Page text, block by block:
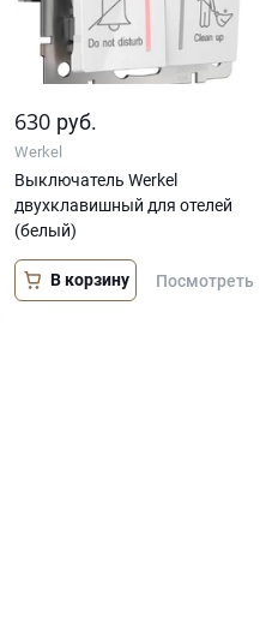
630 руб.
Werkel
Выключатель Werkel
двухклавишный для отелей
(белый)
В корзину Посмотреть